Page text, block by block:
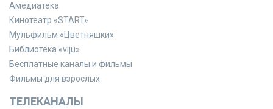
Амедиатека
Кинотеатр «START»
Мульфильм «Цветняшки»
Библиотека «viju»
Бесплатные каналы и фильмы
Фильмы для взрослых
ТЕЛЕКАНАЛЫ